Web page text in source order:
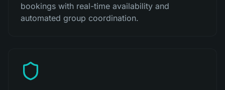
bookings with real-time availability and
automated group coordination.